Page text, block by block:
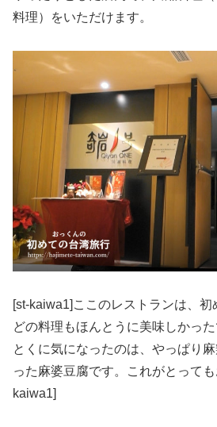
料理）をいただけます。
[st-kaiwa1]ここのレストランは、初
どの料理もほんとうに美味しかった
とくに気になったのは、やっぱり
った麻婆豆腐です。これがとって
kaiwa1]